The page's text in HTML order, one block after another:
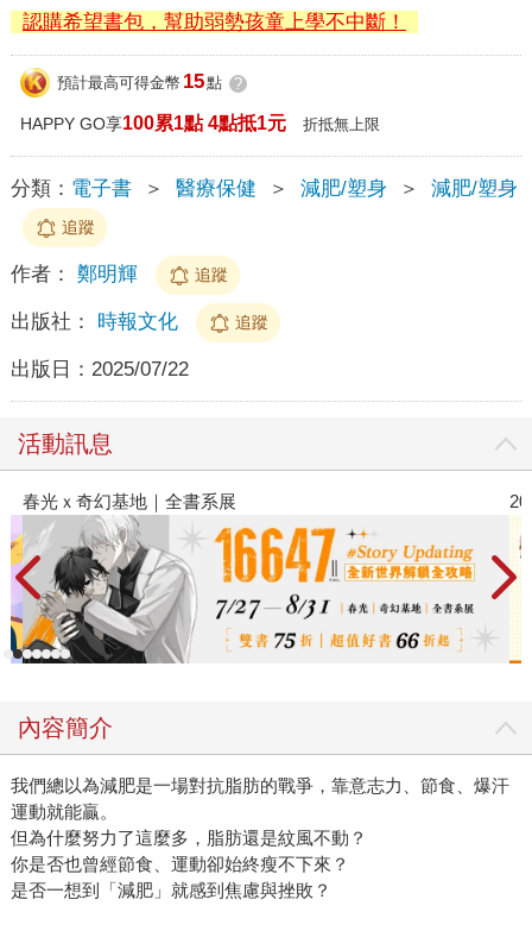
認購希望書包，幫助弱勢孩童上學不中斷！
預計最高可得金幣 15點 ?
HAPPY GO享100累1點 4點抵1元 折抵無上限
分類： 電子書 ＞ 醫療保健 ＞ 減肥/塑身 ＞ 減肥/塑身
追蹤
作者： 鄭明輝 追蹤
出版社： 時報文化 追蹤
出版日： 2025/07/22
活動訊息
2026金石堂暑假漫博〈你好，我吃一點〉第二波
內容簡介
我們總以為減肥是一場對抗脂肪的戰爭，靠意志力、節食、爆汗
運動就能贏。
但為什麼努力了這麼多，脂肪還是紋風不動？
你是否也曾經節食、運動卻始終瘦不下來？
是否一想到「減肥」就感到焦慮與挫敗？